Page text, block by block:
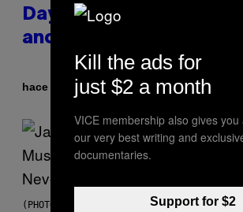
Day Event Guide – All
and Special Hatches
hace 13 minutos Por Denny Connolly
(PHOTO VIA CAM KIRK)
Kill the ads for
just $2 a month
VICE membership also gives you
our very best writing and
documentaries.
Support for $2